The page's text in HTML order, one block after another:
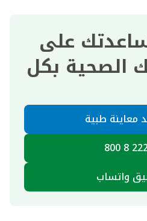
على
الصحية بكل
معاينة طبية
2223
واتساب